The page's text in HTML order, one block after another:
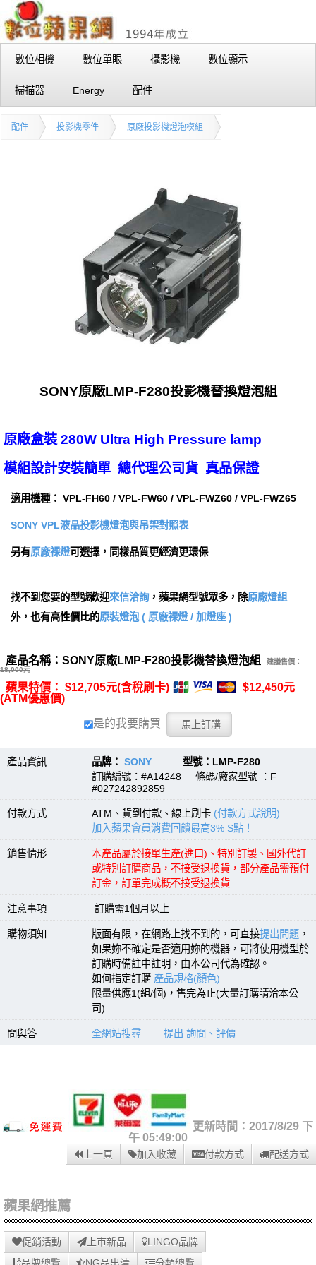
數位相機 數位單眼 攝影機 數位顯示
掃描器 Energy 配件
配件 投影機零件 原廠投影機燈泡模組
SONY原廠LMP-F280投影機替換燈泡組
原廠盒裝 280W Ultra High Pressure lamp
模組設計安裝簡單 總代理公司貨 真品保證
適用機種： VPL-FH60 / VPL-FW60 / VPL-FWZ60 / VPL-FWZ65
SONY VPL液晶投影機燈泡與吊架對照表
另有原廠裸燈可選擇，同樣品質更經濟更環保
找不到您要的型號歡迎來信洽詢，蘋果網型號眾多，除原廠燈組
外，也有高性價比的原裝燈泡 ( 原廠裸燈 / 加燈座 )
產品名稱：SONY原廠LMP-F280投影機替換燈泡組
建議售價：
18,000元
蘋果特價： $12,705元(含稅刷卡)
$12,450元
(ATM優惠價)
是的我要購買
產品資訊 品牌： SONY 型號：LMP-F280
訂購編號：#A14248 條碼/廠家型號 ：F
#027242892859
付款方式 ATM、貨到付款、線上刷卡 (付款方式說明)
加入蘋果會員消費回饋最高3% S點！
銷售情形
本產品屬於接單生產(進口)、特別訂製、國外代訂
或特別訂購商品，不接受退換貨，部分產品需預付
訂金，訂單完成概不接受退換貨
注意事項 訂購需1個月以上
購物須知 版面有限，在網路上找不到的，可直接提出問題 ，
如果妳不確定是否適用妳的機器，可將使用機型於
訂購時備註中註明，由本公司代為確認。
如何指定訂購 產品規格(顏色)
限量供應1(組/個)，售完為止(大量訂購請洽本公
司)
問與答 全網站搜尋 提出 詢問、評價
更新時間：2017/8/29 下
午 05:49:00
上一頁 加入收藏 付款方式 配送方式
蘋果網推薦
促銷活動 上市新品
LINGO品牌